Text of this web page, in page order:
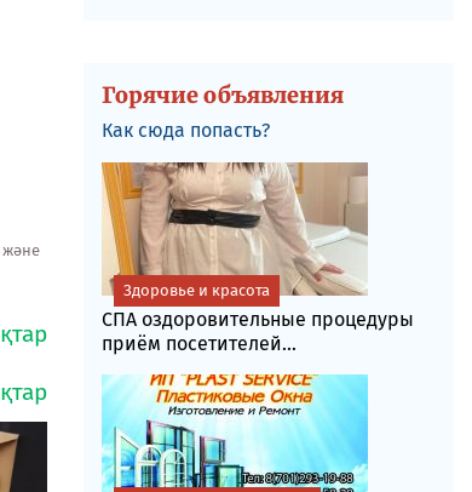
және
Горячие объявления
Как сюда попасть?
СПА оздоровительные процедуры
приём посетителей...
Здоровье и красота